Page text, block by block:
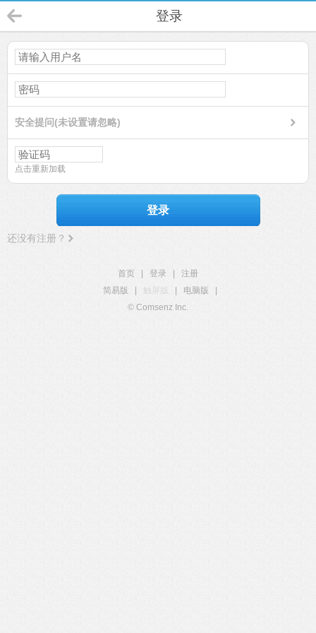
登录
安全提问(未设置请忽略)
点击重新加载
登录
还没有注册？
首页 登录
注册
简易版
触屏版 电脑版
© Comsenz Inc.